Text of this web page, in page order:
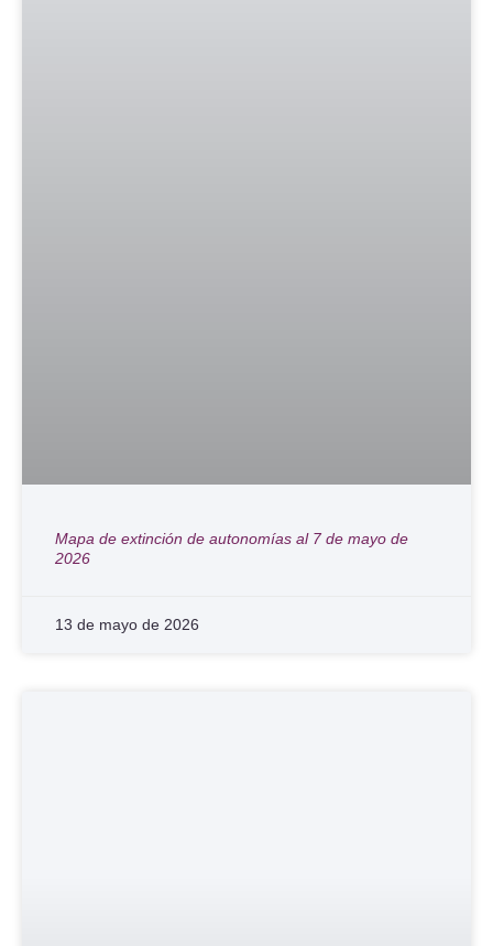
Mapa de extinción de autonomías al 7 de mayo de
2026
13 de mayo de 2026